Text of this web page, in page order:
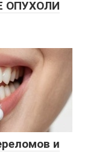
ОПУХОЛИ
и